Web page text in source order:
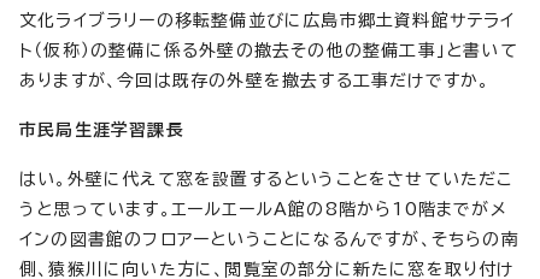
文化ライブラリーの移転整備並びに広島市郷土資料館サテライ
ト（仮称）の整備に係る外壁の撤去その他の整備工事」と書いて
ありますが、今回は既存の外壁を撤去する工事だけですか。
市民局生涯学習課長
はい。外壁に代えて窓を設置するということをさせていただこ
うと思っています。エールエールA館の8階から10階までがメ
インの図書館のフロアーということになるんですが、そちらの南
側、猿猴川に向いた方に、閲覧室の部分に新たに窓を取り付け